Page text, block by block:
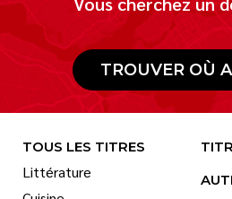
TROUVER OÙ
TOUS LES TITRES
Littérature